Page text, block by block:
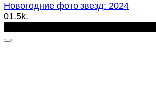
Новогодние фото звезд: 2024
01.5k.